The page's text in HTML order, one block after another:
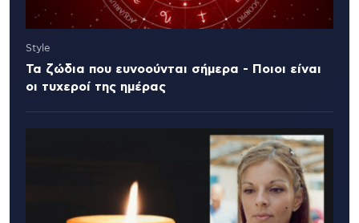
Style
Τα ζώδια που ευνοούνται σήμερα - Ποιοι είναι
οι τυχεροί της ημέρας